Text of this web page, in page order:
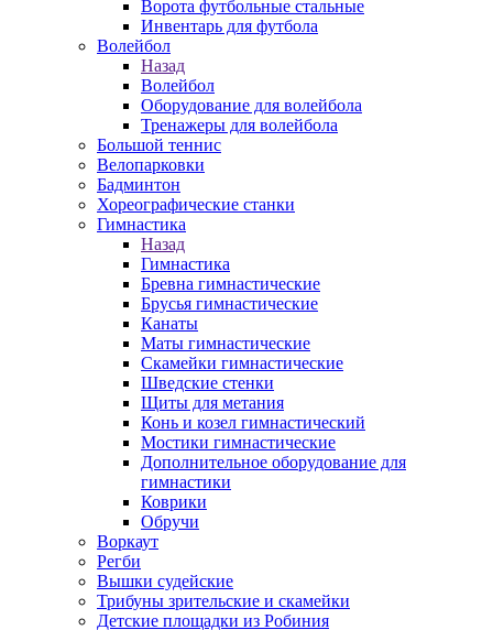
Ворота футбольные стальные
Инвентарь для футбола
Волейбол
Назад
Волейбол
Оборудование для волейбола
Тренажеры для волейбола
Большой теннис
Велопарковки
Бадминтон
Хореографические станки
Гимнастика
Назад
Гимнастика
Бревна гимнастические
Брусья гимнастические
Канаты
Маты гимнастические
Скамейки гимнастические
Шведские стенки
Щиты для метания
Конь и козел гимнастический
Мостики гимнастические
Дополнительное оборудование для
гимнастики
Коврики
Обручи
Воркаут
Регби
Вышки судейские
Трибуны зрительские и скамейки
Детские площадки из Робиния